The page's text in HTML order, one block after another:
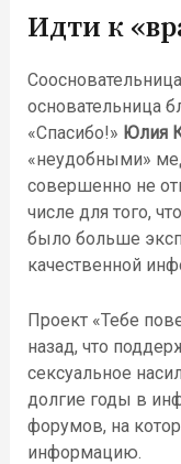
Идти к
основательница
«Спасибо!» Юлия
«неудобными»
совершенно не
числе для того,
было больше
качественной
Проект «Тебе
назад, что
сексуальное
долгие годы в
форумов, на
информацию.